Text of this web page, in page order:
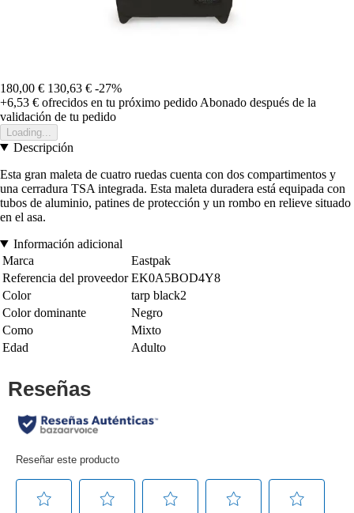
180,00 € 130,63 € -27%
+6,53 € ofrecidos en tu próximo pedido Abonado después de la
validación de tu pedido
Loading...
Descripción
Esta gran maleta de cuatro ruedas cuenta con dos compartimentos y
una cerradura TSA integrada. Esta maleta duradera está equipada con
tubos de aluminio, patines de protección y un rombo en relieve situado
en el asa.
Información adicional
Marca
Eastpak
Referencia del proveedor EK0A5BOD4Y8
Color
tarp black2
Color dominante
Negro
Como
Mixto
Edad
Adulto